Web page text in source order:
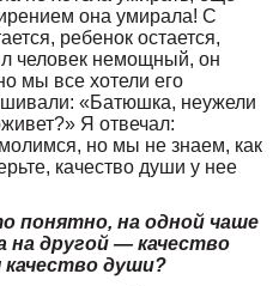
она умирала! С
ребенок остается,
человек немощный, он
мы все хотели его
«Батюшка, неужели
Я отвечал:
но мы не знаем, как
качество души у нее
понятно, на одной чаше
на другой — качество
души?